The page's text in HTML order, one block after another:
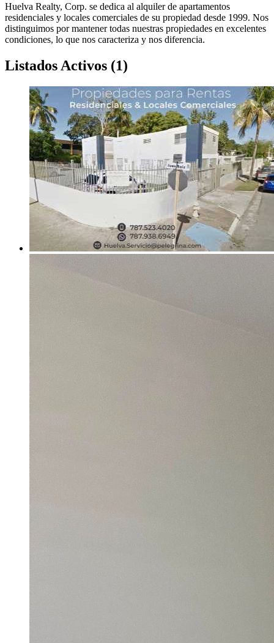
Huelva Realty, Corp. se dedica al alquiler de apartamentos
residenciales y locales comerciales de su propiedad desde 1999. Nos
distinguimos por mantener todas nuestras propiedades en excelentes
condiciones, lo que nos caracteriza y nos diferencia.
Listados Activos (1)